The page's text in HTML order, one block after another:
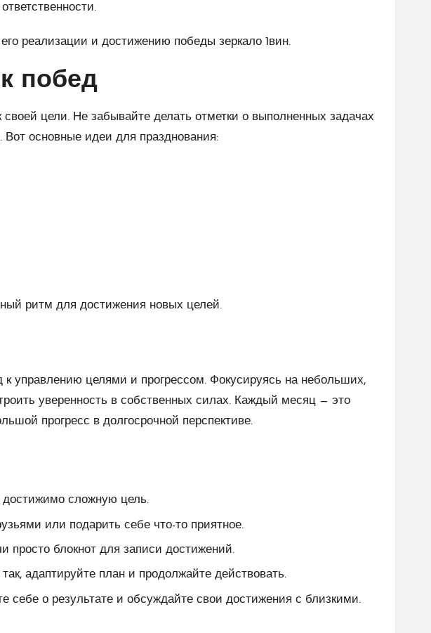
реализации и достижению победы зеркало 1вин.
побед
цели. Не забывайте делать отметки о выполненных задачах
основные идеи для празднования:
ритм для достижения новых целей.
управлению целями и прогрессом. Фокусируясь на небольших,
уверенность в собственных силах. Каждый месяц — это
прогресс в долгосрочной перспективе.
сложную цель.
или подарить себе что-то приятное.
просто блокнот для записи достижений.
адаптируйте план и продолжайте действовать.
себе о результате и обсуждайте свои достижения с близкими.